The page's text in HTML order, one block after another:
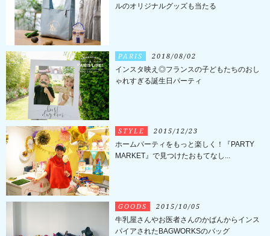
ルのオリジナルグッズも当たる
PARIS 2018/08/02
インスタ映え◎フランスの子どもたちのおし
ゃれすぎる誕生日パーティ
STYLE 2015/12/23
ホームパーティをもっと楽しく！『PARTY
MARKET』で見つけたおもてなし...
GOODS 2015/10/05
牛乳屋さんやお医者さんのかばんからインス
パイアされたBAGWORKSのバッグ